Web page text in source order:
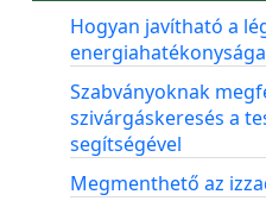
Hogyan javítható a
energiahatékonysága
Szabványoknak
szivárgáskeresés a
segítségével
Megmenthető az